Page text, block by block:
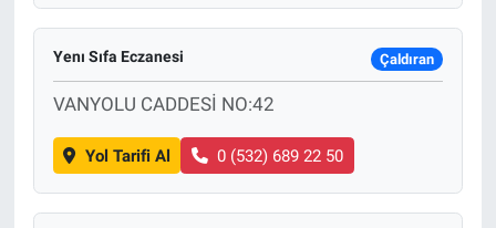
Yenı Sıfa Eczanesi Çaldıran
VANYOLU CADDESİ NO:42
Yol Tarifi Al 0 (532) 689 22 50